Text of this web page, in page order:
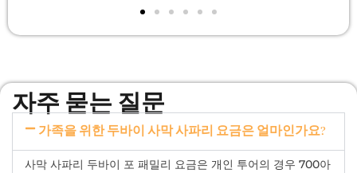
자주 묻는 질문
가족을 위한 두바이 사막 사파리 요금은 얼마인가요?
사막 사파리 두바이 포 패밀리 요금은 개인 투어의 경우 700아